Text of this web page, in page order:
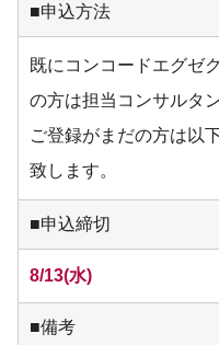
■申込方法
既にコンコードエグゼ
の方は担当コンサルタ
ご登録がまだの方は以
致します。
■申込締切
8/13(水)
■備考